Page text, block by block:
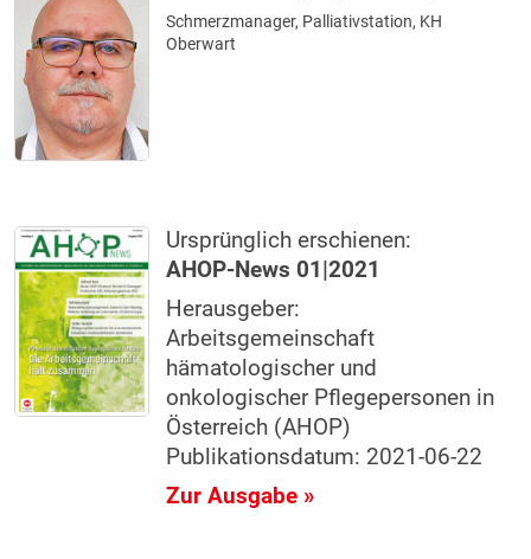
Schmerzmanager, Palliativstation, KH
Oberwart
Ursprünglich erschienen:
AHOP-News 01|2021
Herausgeber:
Arbeitsgemeinschaft
hämatologischer und
onkologischer Pflegepersonen in
Österreich (AHOP)
Publikationsdatum: 2021-06-22
Zur Ausgabe »